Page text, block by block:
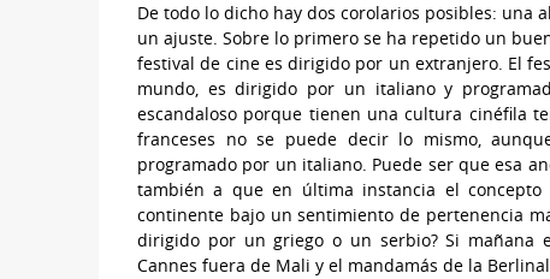
De todo lo dicho hay dos corolarios posibles:
un ajuste. Sobre lo primero se ha repetido un
festival de cine es dirigido por un extranjero. El
mundo, es dirigido por un italiano y
escandaloso porque tienen una cultura cinéfila
franceses no se puede decir lo mismo,
programado por un italiano. Puede ser que esa
también a que en última instancia el
continente bajo un sentimiento de pertenencia
dirigido por un griego o un serbio? Si mañana
Cannes fuera de Mali y el mandamás de la